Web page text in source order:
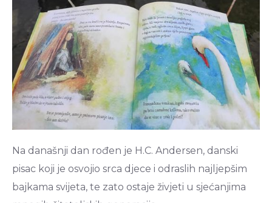
Na današnji dan rođen je H.C. Andersen, danski
pisac koji je osvojio srca djece i odraslih najljepšim
bajkama svijeta, te zato ostaje živjeti u sjećanjima